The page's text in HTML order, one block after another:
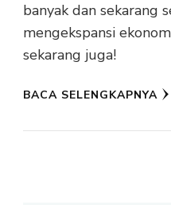
banyak dan sekarang
mengekspansi
sekarang juga!
BACA SELENGKAPNYA